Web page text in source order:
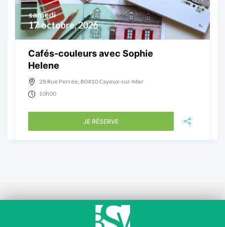
17 octobre, 2026
samedi
Cafés-couleurs avec Sophie
Helene
28 Rue Perrée, 80410 Cayeux-sur-Mer
10h00
JE RÉSERVE